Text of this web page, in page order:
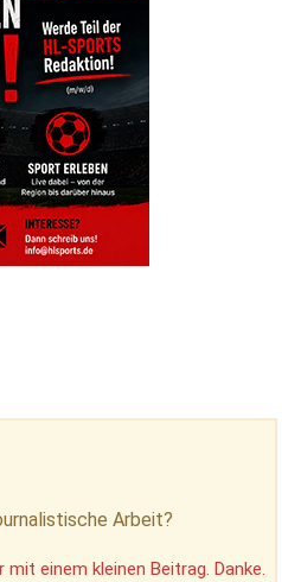
Arbeit?
einem kleinen Beitrag. Danke.